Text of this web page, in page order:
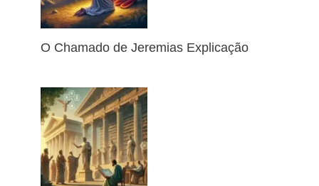
O Chamado de Jeremias Explicação